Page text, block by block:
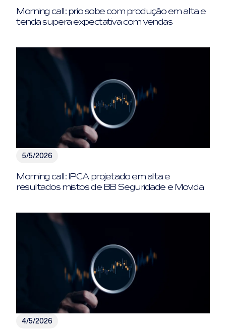
Morning call: prio sobe com produção em alta e
tenda supera expectativa com vendas
5/5/2026
Morning call: IPCA projetado em alta e
resultados mistos de BB Seguridade e Movida
4/5/2026